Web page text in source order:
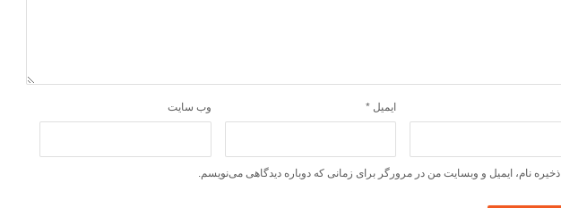
ایمیل * وب‌ سایت
ذخیره نام، ایمیل و وبسایت من در مرورگر برای زمانی که دوباره دیدگاهی می‌نویسم.